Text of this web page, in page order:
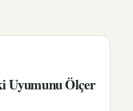
Uyumunu Ölçer